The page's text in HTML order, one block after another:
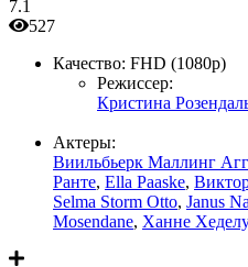
7.1
527
Качество: FHD (1080p)
Режиссер:
Кристина
Актеры:
Виильбьерк Маллинг
Ранте, Ella Paaske,
Selma Storm Otto, Janus
Mosendane, Ханне